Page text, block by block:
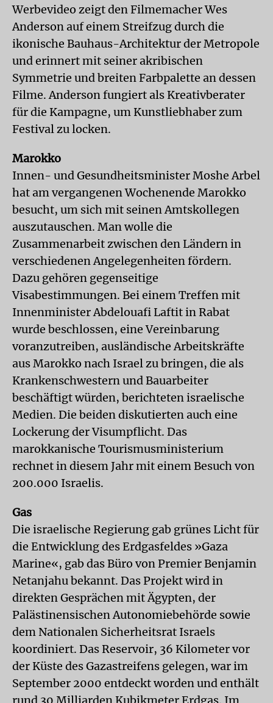
Werbevideo zeigt den Filmemacher Wes
Anderson auf einem Streifzug durch die
ikonische Bauhaus-Architektur der Metropole
und erinnert mit seiner akribischen
Symmetrie und breiten Farbpalette an dessen
Filme. Anderson fungiert als Kreativberater
für die Kampagne, um Kunstliebhaber zum
Festival zu locken.
Marokko
Innen- und Gesundheitsminister Moshe Arbel
hat am vergangenen Wochenende Marokko
besucht, um sich mit seinen Amtskollegen
auszutauschen. Man wolle die
Zusammenarbeit zwischen den Ländern in
verschiedenen Angelegenheiten fördern.
Dazu gehören gegenseitige
Visabestimmungen. Bei einem Treffen mit
Innenminister Abdelouafi Laftit in Rabat
wurde beschlossen, eine Vereinbarung
voranzutreiben, ausländische Arbeitskräfte
aus Marokko nach Israel zu bringen, die als
Krankenschwestern und Bauarbeiter
beschäftigt würden, berichteten israelische
Medien. Die beiden diskutierten auch eine
Lockerung der Visumpflicht. Das
marokkanische Tourismusministerium
rechnet in diesem Jahr mit einem Besuch von
200.000 Israelis.
Gas
Die israelische Regierung gab grünes Licht für
die Entwicklung des Erdgasfeldes »Gaza
Marine«, gab das Büro von Premier Benjamin
Netanjahu bekannt. Das Projekt wird in
direkten Gesprächen mit Ägypten, der
Palästinensischen Autonomiebehörde sowie
dem Nationalen Sicherheitsrat Israels
koordiniert. Das Reservoir, 36 Kilometer vor
der Küste des Gazastreifens gelegen, war im
September 2000 entdeckt worden und enthält